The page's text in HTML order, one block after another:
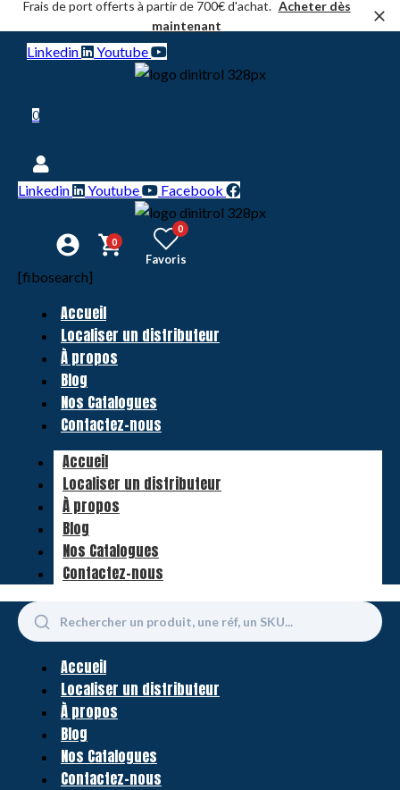
Frais de port offerts à partir de 700€ d'achat. Acheter dès
maintenant
Linkedin Youtube
0
Linkedin Youtube Facebook
0
0
Favoris
[fibosearch]
Accueil
Localiser un distributeur
À propos
Blog
Nos Catalogues
Contactez-nous
Accueil
Localiser un distributeur
À propos
Blog
Nos Catalogues
Contactez-nous
Accueil
Localiser un distributeur
À propos
Blog
Nos Catalogues
Contactez-nous